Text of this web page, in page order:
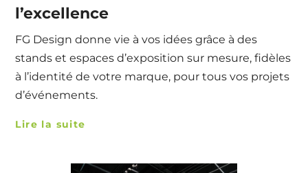
l’excellence
FG Design donne vie à vos idées grâce à des
stands et espaces d’exposition sur mesure, fidèles
à l’identité de votre marque, pour tous vos projets
d’événements.
Lire la suite